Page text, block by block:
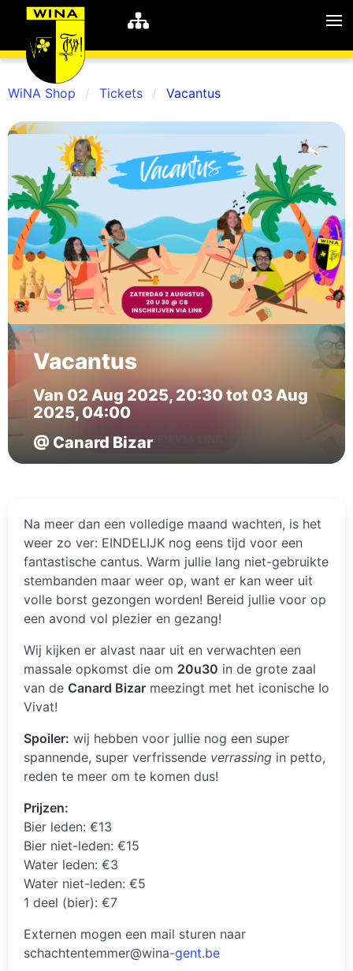
WiNA MyWiNA
Career
Shop
Studie
Home
Schachten
WiNA Shop Tickets Vacantus
Vacantus
Van 02 Aug 2025, 20:30 tot 03 Aug
2025, 04:00
@ Canard Bizar
Na meer dan een volledige maand wachten, is het
weer zo ver: EINDELIJK nog eens tijd voor een
fantastische cantus. Warm jullie lang niet-gebruikte
stembanden maar weer op, want er kan weer uit
volle borst gezongen worden! Bereid jullie voor op
een avond vol plezier en gezang!
Wij kijken er alvast naar uit en verwachten een
massale opkomst die om 20u30 in de grote zaal
van de Canard Bizar meezingt met het iconische Io
Vivat!
Spoiler: wij hebben voor jullie nog een super
spannende, super verfrissende verrassing in petto,
reden te meer om te komen dus!
Prijzen:
Bier leden: €13
Bier niet-leden: €15
Water leden: €3
Water niet-leden: €5
1 deel (bier): €7
Externen mogen een mail sturen naar
schachtentemmer@wina-gent.be